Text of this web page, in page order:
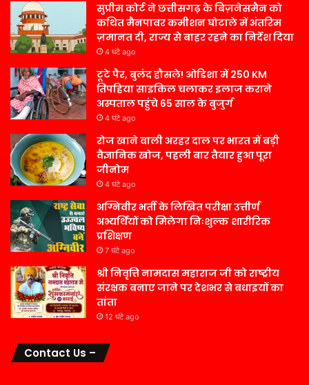
सुप्रीम कोर्ट ने छत्तीसगढ़ के बिज़नेसमैन को
कथित मैनपावर कमीशन घोटाले में अंतरिम
ज़मानत दी, राज्य से बाहर रहने का निर्देश दिया
4 घंटे ago
टूटे पैर, बुलंद हौसले! ओडिशा में 250 KM
तिपहिया साइकिल चलाकर इलाज कराने
अस्पताल पहुंचे 65 साल के बुजुर्ग
4 घंटे ago
रोज खाने वाली अरहर दाल पर भारत में बड़ी
वैज्ञानिक खोज, पहली बार तैयार हुआ पूरा
जीनोम
4 घंटे ago
अग्निवीर भर्ती के लिखित परीक्षा उत्तीर्ण
अभ्यर्थियों को मिलेगा निःशुल्क शारीरिक
प्रशिक्षण
7 घंटे ago
श्री निवृत्ति नामदास महाराज जी को राष्ट्रीय
संरक्षक बनाए जाने पर देशभर से बधाइयों का
तांता
12 घंटे ago
Contact Us –